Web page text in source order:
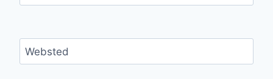
Websted